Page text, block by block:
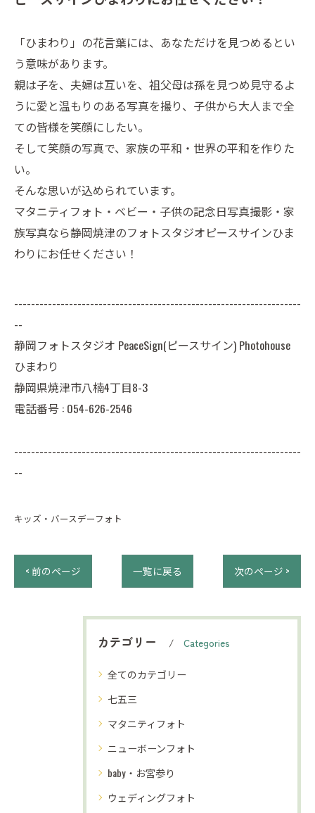
「ひまわり」の花言葉には、あなただけを見つめるとい
う意味があります。
親は子を、夫婦は互いを、祖父母は孫を見つめ見守るよ
うに愛と温もりのある写真を撮り、子供から大人まで全
ての皆様を笑顔にしたい。
そして笑顔の写真で、家族の平和・世界の平和を作りた
い。
そんな思いが込められています。
マタニティフォト・ベビー・子供の記念日写真撮影・家
族写真なら静岡焼津のフォトスタジオピースサインひま
わりにお任せください！
--------------------------------------------------------------------
--
静岡フォトスタジオ PeaceSign(ピースサイン) Photohouse
ひまわり
静岡県焼津市八楠4丁目8-3
電話番号 : 054-626-2546
--------------------------------------------------------------------
--
キッズ・バースデーフォト
< 前のページ 一覧に戻る 次のページ >
カテゴリー Categories
全てのカテゴリー
七五三
マタニティフォト
ニューボーンフォト
baby・お宮参り
ウェディングフォト